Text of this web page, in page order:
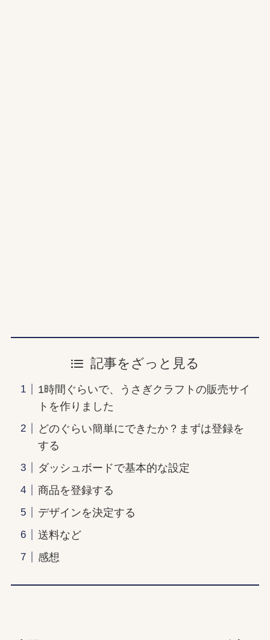
記事をざっと見る
1時間ぐらいで、うさぎクラフトの販売サイ
トを作りました
どのぐらい簡単にできたか？まずは登録を
する
ダッシュボードで基本的な設定
商品を登録する
デザインを決定する
送料など
感想